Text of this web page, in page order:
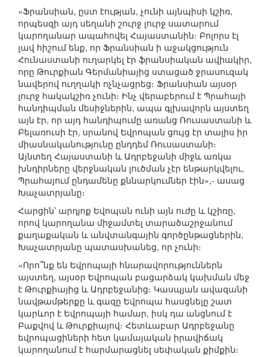
«Ֆրանսիան, ըստ էության, չունի այնպիսի կշիռ,
որպեսզի այդ սեղանի շուրջ լուրջ սատարում
կարողանար ապահովել Հայաստանին։ Բոլորս էլ
լավ հիշում ենք, որ Ֆրանսիան ի աջակցություն
Հունաստանի ուղարկել էր ֆրանսիական ավիակիր,
որը Թուրքիան Գերմանիայից ստացած ջրասուզակ
նավերով ուղղակի ոչնչացրեց։ Ֆրանսիան այսօր
լուրջ հակակշիռ չունի։ Ինչ վերաբերում է Պրահայի
հանդիպման մեսիջներին, ապա գլխավորն այստեղ
այն էր, որ այդ հանդիպումը առանց Ռուսաստանի և
Բելառուսի էր, սրանով Եվրոպան ցույց էր տալիս իր
միասնականությունը ընդդեմ Ռուսաստանի։
Այնտեղ Հայաստանի և Ադրբեջանի միջև առկա
խնդիրները վերջնական լուծման չէր ենթարկվելու,
Պրահայում ընդամենը քննարկումներ էին»,- ասաց
Խաչատրյանը։
Հարցին՝ արդյոք Եվոպան ունի այն ուժը և կշիռը,
որով կարողանա միջամտել տարածաշրջանում
քաղաքական և անվտանգային գործընթացներին,
Խաչատրյանը պատասխանեց, որ չունի։
«Որո՞նք են Եվրոպայի հնարավորություններն
այստեղ, այսօր Եվրոպան բացարձակ կախման մեջ
է Թուրքիայից և Ադրբեջանից։ Կասպյան ավազանի
նավթամթերքը և գազը Եվրոպա հասցնելը շատ
կարևոր է Եվրոպայի համար, իսկ դա անցնում է
Բաքվով և Թուրքիայով։ Հետևաբար Ադրբեջանը
եվրոպացիների հետ կամայական իրավիճակ
կարողանում է հարմարացնել սեփական քիմքին։